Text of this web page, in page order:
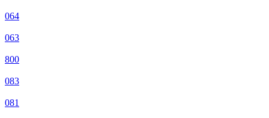
064
063
800
083
081